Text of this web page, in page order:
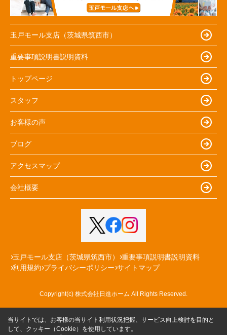
玉戸モール支店（茨城県筑西市）
重要事項説明書説明資料
トップページ
スタッフ
お客様の声
ブログ
アクセスマップ
会社概要
玉戸モール支店（茨城県筑西市）
重要事項説明書説明資料
利用規約 プライバシーポリシー サイトマップ
Copyright(c) 株式会社日進ホーム All Rights Reserved.
当サイトでは、お客様の当サイト利用状況把握、サービス向上検討を目的と
して、クッキー（Cookie）を使用しています。